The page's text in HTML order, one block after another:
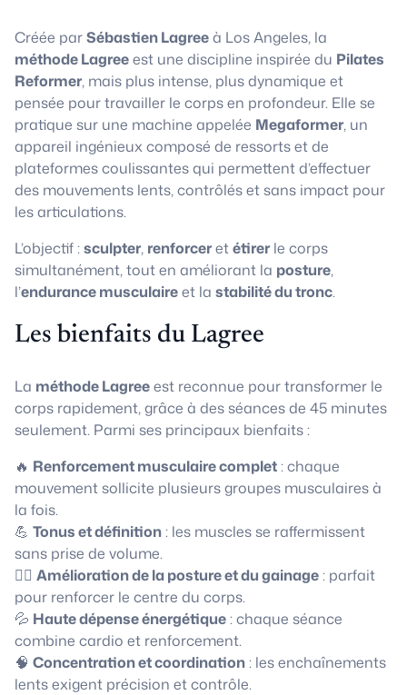
Créée parSébastien Lagreeà Los Angeles, la
méthode Lagreeest une discipline inspirée du Pilates
Reformer, mais plus intense, plus dynamique et
pensée pour travailler le corps en profondeur. Elle se
pratique sur une machine appelée Megaformer, un
appareil ingénieux composé de ressorts et de
plateformes coulissantes qui permettent d’effectuer
des mouvements lents, contrôlés et sans impact pour
les articulations.
L’objectif :sculpter, renforceretétirerle corps
simultanément, tout en améliorant la posture,
l’endurance musculaireet la stabilité du tronc.
Les bienfaits du Lagree
La méthode Lagreeest reconnue pour transformer le
corps rapidement, grâce à des séances de 45 minutes
seulement. Parmi ses principaux bienfaits :
🔥 Renforcement musculaire complet: chaque
mouvement sollicite plusieurs groupes musculaires à
la fois.
💪 Tonus et définition: les muscles se raffermissent
sans prise de volume.
🧘‍♀️ Amélioration de la posture et du gainage: parfait
pour renforcer le centre du corps.
💦 Haute dépense énergétique: chaque séance
combine cardio et renforcement.
🧠 Concentration et coordination: les enchaînements
lents exigent précision et contrôle.